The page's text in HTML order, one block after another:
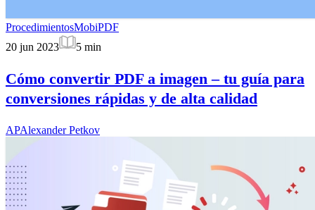
ProcedimientosMobiPDF
20 jun 2023
5 min
Cómo convertir PDF a imagen – tu guía para
conversiones rápidas y de alta calidad
APAlexander Petkov